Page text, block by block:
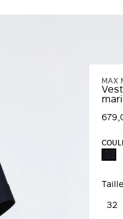
MAX
BLEU
MARINE
32